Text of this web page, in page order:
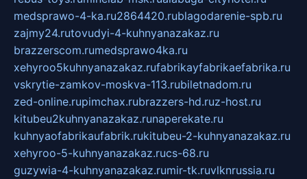
medsprawo-4-ka.ru2864420.rublagodarenie-spb.ru
zajmy24.rutovudyi-4-kuhnyanazakaz.ru
brazzerscom.rumedsprawo4ka.ru
xehyroo5kuhnyanazakaz.rufabrikayfabrikaefabrika.ru
vskrytie-zamkov-moskva-113.rubiletnadom.ru
zed-online.rupimchax.rubrazzers-hd.ruz-host.ru
kitubeu2kuhnyanazakaz.runaperekate.ru
kuhnyaofabrikaufabrik.rukitubeu-2-kuhnyanazakaz.ru
xehyroo-5-kuhnyanazakaz.rucs-68.ru
guzywia-4-kuhnyanazakaz.rumir-tk.ruvlknrussia.ru